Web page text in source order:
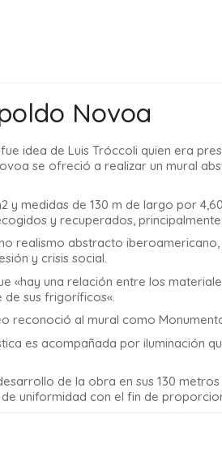
Novoa
idea de Luis Tróccoli quien era
se ofreció a realizar un mural
y medidas de 130 m de largo por
y recuperados, principalmente
realismo abstracto
y crisis social.
«hay una relación entre los
de sus frigoríficos«.
reconoció al mural como
es acompañada por iluminación
de la obra en sus 130
uniformidad con el fin de